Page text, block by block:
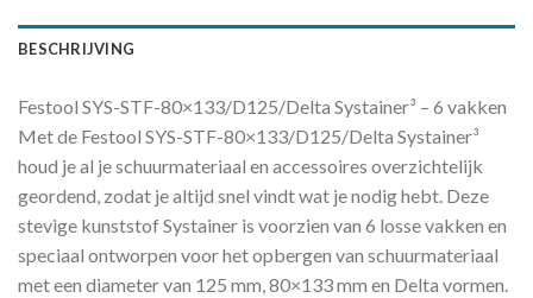
BESCHRIJVING
Festool SYS-STF-80×133/D125/Delta Systainer³ – 6 vakken
Met de Festool SYS-STF-80×133/D125/Delta Systainer³
houd je al je schuurmateriaal en accessoires overzichtelijk
geordend, zodat je altijd snel vindt wat je nodig hebt. Deze
stevige kunststof Systainer is voorzien van 6 losse vakken en
speciaal ontworpen voor het opbergen van schuurmateriaal
met een diameter van 125 mm, 80×133 mm en Delta vormen.